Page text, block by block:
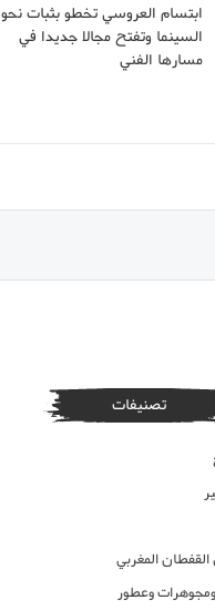
ابتسام العروسي تخطو بثبات نحو
السينما وتفتح مجالا جديدا في
مسارها الفني
تصنيفات
المغربي
وعطور